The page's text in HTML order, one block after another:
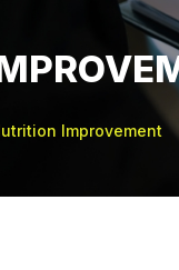
Improvement